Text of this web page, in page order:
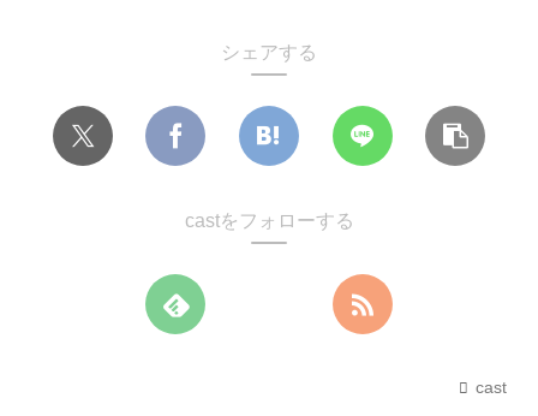
シェアする
castをフォローする
cast